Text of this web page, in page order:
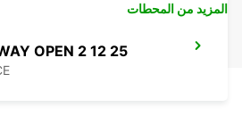
OPEN 2 12 25
المزيد من المحطات